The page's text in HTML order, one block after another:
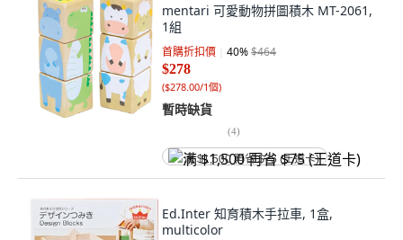
mentari 可愛動物拼圖積木 MT-2061,
1組
首購折扣價 40%$464
$278
($278.00/1個)
暫時缺貨
(4)
满 $1,500 再省 $75 (王道卡)
Ed.Inter 知育積木手拉車, 1盒,
multicolor